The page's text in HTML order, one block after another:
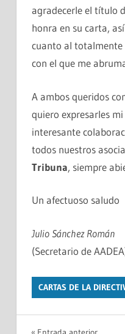
agradecerle el título
honra en su carta,
cuanto al totalmente
con el que me
A ambos queridos
quiero expresarles
interesante
todos nuestros
Tribuna, siempre
Un afectuoso saludo
Julio Sánchez Román
(Secretario de
CARTAS DE LA